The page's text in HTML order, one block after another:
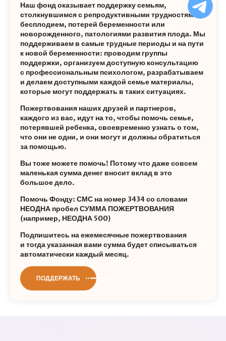
Наш фонд оказывает поддержку семьям,
столкнувшимся с репродуктивными трудностями,
бесплодием, потерей беременности или
новорожденного, патологиями развития плода. Мы
поддерживаем в самые трудные периоды и на пути
к новой беременности: проводим группы
поддержки, организуем доступную консультацию
с профессиональным психологом, разрабатываем
и делаем доступными каждой семье материалы,
которые могут поддержать в таких ситуациях.
Пожертвования наших друзей и партнеров,
каждого из вас, идут на то, чтобы помочь семье,
потерявшей ребенка, своевременно узнать о том,
что они не одни, и они могут и должны обратиться
за помощью.
Вы тоже можете помочь! Потому что даже совсем
маленькая сумма денег вносит вклад в это
большое дело.
Помочь Фонду: СМС на номер 3434 со словами
НЕОДНА пробел СУММА ПОЖЕРТВОВАНИЯ
(например, НЕОДНА 500)
Подпишитесь на ежемесячные пожертвования
и тогда указанная вами сумма будет списываться
автоматически каждый месяц.
ПОДДЕРЖАТЬ